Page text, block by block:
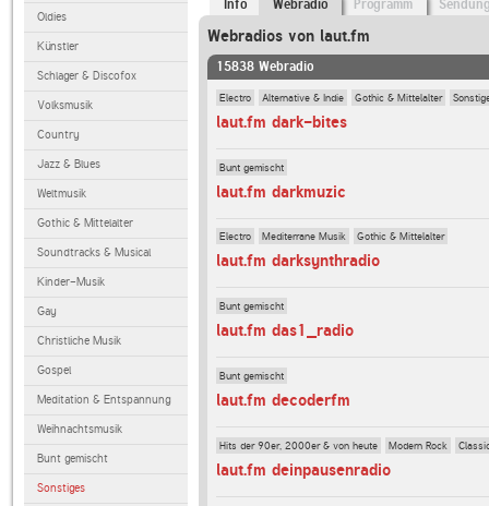
Oldies
Künstler
Schlager & Discofox
Volksmusik
Country
Jazz & Blues
Weltmusik
Gothic & Mittelalter
Soundtracks & Musical
Kinder-Musik
Gay
Christliche Musik
Gospel
Meditation & Entspannung
Weihnachtsmusik
Bunt gemischt
Sonstiges
Info Webradio Programm
Webradios von laut.fm
15838 Webradio
Electro Alternative & Indie Gothic & Mittelalter
laut.fm dark-bites
Bunt gemischt
laut.fm darkmuzic
Electro Mediterrane Musik Gothic & Mittelalter
laut.fm darksynthradio
Bunt gemischt
laut.fm das1_radio
Bunt gemischt
laut.fm decoderfm
Hits der 90er, 2000er & von heute Modern Rock
laut.fm deinpausenradio